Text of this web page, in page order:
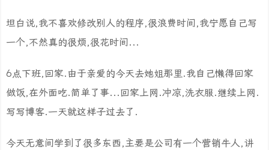
坦白说,我不喜欢修改别人的程序,很浪费时间,我宁愿自己写
一个,不然真的很烦,很花时间...
6点下班,回家.由于亲爱的今天去她姐那里.我自己懒得回家
做饭,在外面吃.简单了事...回家上网.冲凉,洗衣服.继续上网.
写写博客.一天就这样子过去了.
今天无意间学到了很多东西,主要是公司有一个营销牛人,讲